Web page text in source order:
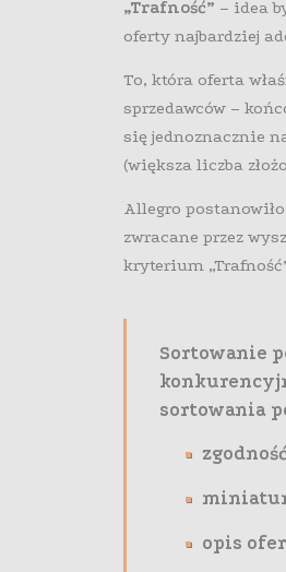
„Trafność” – idea
oferty najbardziej
To, która oferta
sprzedawców –
się jednoznacznie
(większa liczba
Allegro
zwracane przez
kryterium
Sortowanie
sortowania
opis